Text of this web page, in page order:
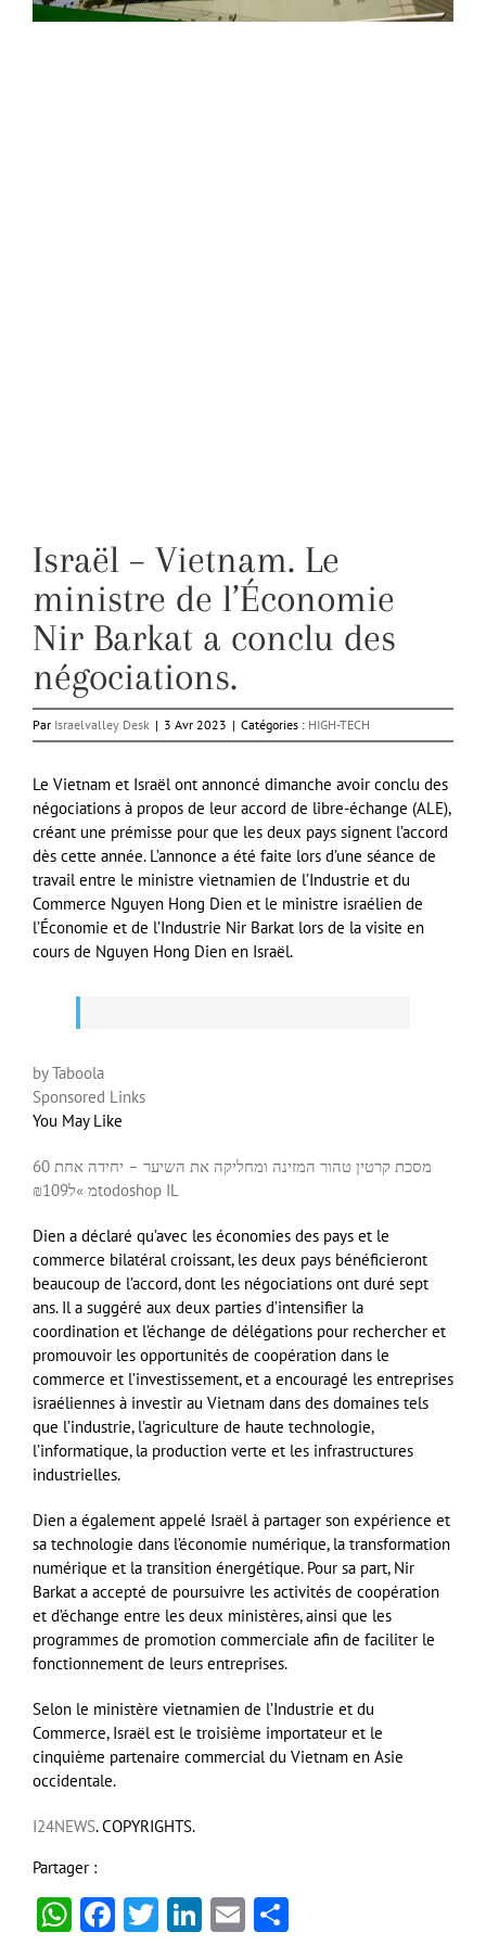
Israël – Vietnam. Le
ministre de l’Économie
Nir Barkat a conclu des
négociations.
Par Israelvalley Desk | 3 Avr 2023 | Catégories : HIGH-TECH
Le Vietnam et Israël ont annoncé dimanche avoir conclu des
négociations à propos de leur accord de libre-échange (ALE),
créant une prémisse pour que les deux pays signent l’accord
dès cette année. L’annonce a été faite lors d’une séance de
travail entre le ministre vietnamien de l’Industrie et du
Commerce Nguyen Hong Dien et le ministre israélien de
l’Économie et de l’Industrie Nir Barkat lors de la visite en
cours de Nguyen Hong Dien en Israël.
by Taboola
Sponsored Links
You May Like
מסכת קרטין טהור המזינה ומחליקה את השיער – יחידה אחת 60
מ »ל₪109 todoshop IL
Dien a déclaré qu’avec les économies des pays et le
commerce bilatéral croissant, les deux pays bénéficieront
beaucoup de l’accord, dont les négociations ont duré sept
ans. Il a suggéré aux deux parties d’intensifier la
coordination et l’échange de délégations pour rechercher et
promouvoir les opportunités de coopération dans le
commerce et l’investissement, et a encouragé les entreprises
israéliennes à investir au Vietnam dans des domaines tels
que l’industrie, l’agriculture de haute technologie,
l’informatique, la production verte et les infrastructures
industrielles.
Dien a également appelé Israël à partager son expérience et
sa technologie dans l’économie numérique, la transformation
numérique et la transition énergétique. Pour sa part, Nir
Barkat a accepté de poursuivre les activités de coopération
et d’échange entre les deux ministères, ainsi que les
programmes de promotion commerciale afin de faciliter le
fonctionnement de leurs entreprises.
Selon le ministère vietnamien de l’Industrie et du
Commerce, Israël est le troisième importateur et le
cinquième partenaire commercial du Vietnam en Asie
occidentale.
I24NEWS. COPYRIGHTS.
Partager :
WhatsApp
Facebook
Twitter
LinkedIn
Email